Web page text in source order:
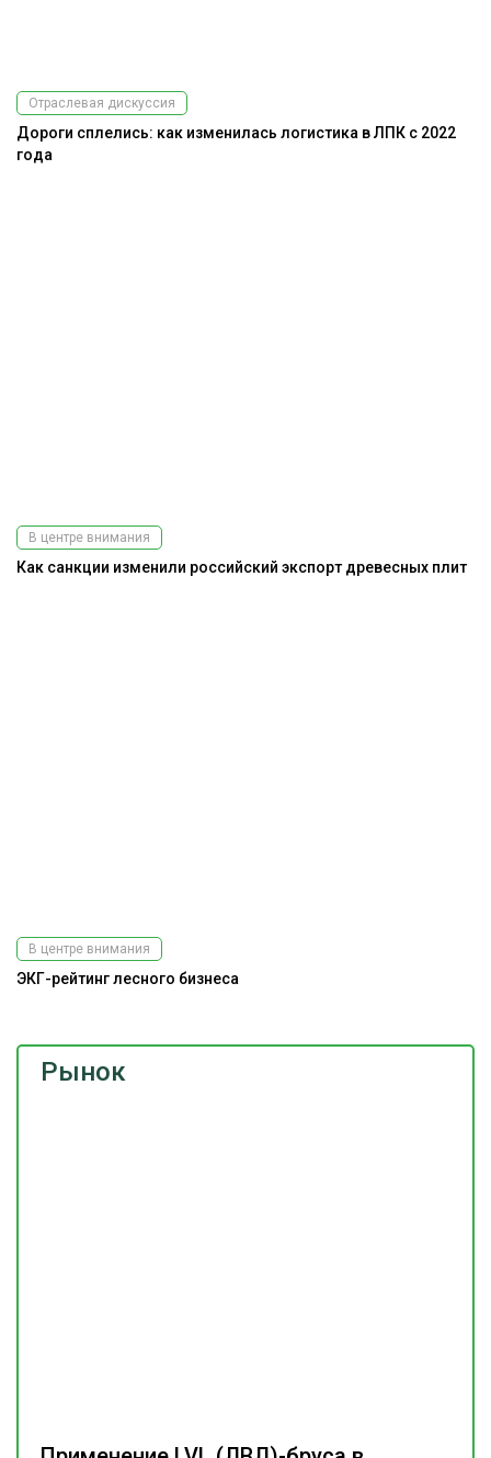
Рынок
Отраслевая дискуссия
Дороги сплелись: как изменилась логистика в ЛПК с 2022
года
В центре внимания
Как санкции изменили российский экспорт древесных плит
В центре внимания
ЭКГ-рейтинг лесного бизнеса